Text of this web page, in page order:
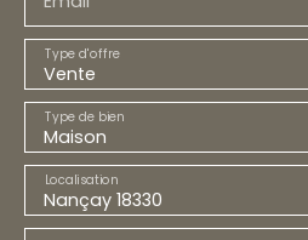
Vente
Type d'offre
Maison
Type de bien
Nançay 18330
Localisation